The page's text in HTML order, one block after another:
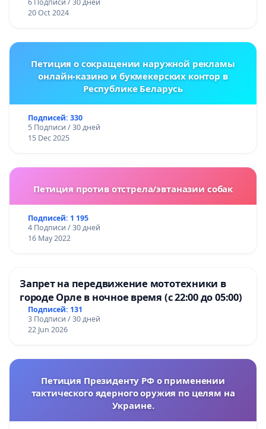
6 Подписи / 30 дней
20 Oct 2024
Петиция о сокращении наружной рекламы
онлайн-казино и букмекерских контор в
Республике Беларусь
Подписей: 330
5 Подписи / 30 дней
15 Dec 2025
Петиция против отстрела/эвтаназии собак
Подписей: 1 195
4 Подписи / 30 дней
16 May 2022
Запрет на передвижение мототехники в
городе Орле в ночное время (с 22:00 до 05:00)
Подписей: 131
3 Подписи / 30 дней
22 Jun 2026
Петиция Президенту РФ о применении
тактического ядерного оружия по целям на
Украине.